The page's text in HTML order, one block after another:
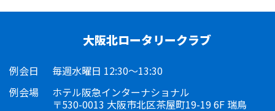
大阪北ロータリークラブ
例会日
毎週水曜日 12:30～13:30
例会場
ホテル阪急インターナショナル
〒530-0013 大阪市北区茶屋町19-19 6F 瑞鳥